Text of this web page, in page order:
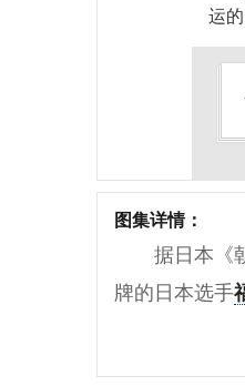
运
图集详情：
据日本《
牌的日本选手